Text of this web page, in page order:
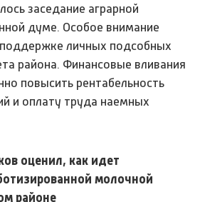
заседание аграрной
думе. Особое внимание
личных подсобных
района. Финансовые вливания
повысить рентабельность
и оплату труда наемных